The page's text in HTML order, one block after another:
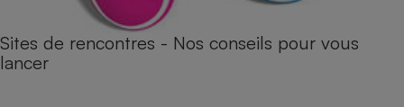
Sites de rencontres - Nos conseils pour vous
lancer